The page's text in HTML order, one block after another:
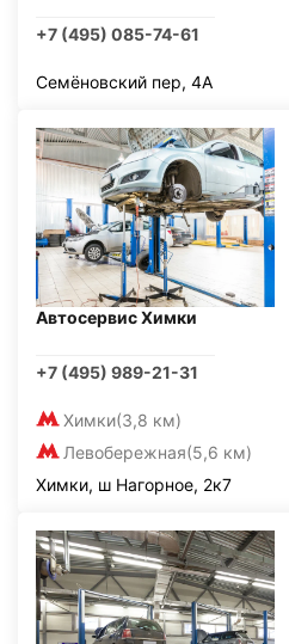
+7 (495) 085-74-61
Семёновский пер, 4А
Автосервис Химки
+7 (495) 989-21-31
Химки(3,8 км)
Левобережная(5,6 км)
Химки, ш Нагорное, 2к7